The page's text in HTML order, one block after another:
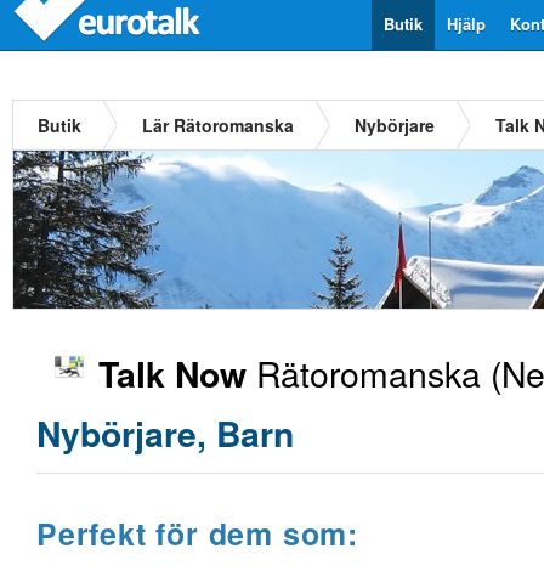
Hjälp
Butik
Butik Lär Rätoromanska Nybörjare Talk
Talk Now Rätoromanska
Nybörjare, Barn
Perfekt för dem som: